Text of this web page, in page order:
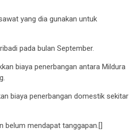
yang dia gunakan untuk
pada bulan September.
biaya penerbangan antara Mildura
biaya penerbangan domestik sekitar
belum mendapat tanggapan.[]